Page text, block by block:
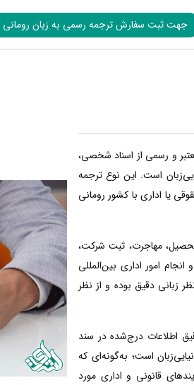
جهت ثبت سفارش ترجمه رسمی به زبان رومانی
و رسمی از اسناد شخصی،
است. این نوع ترجمه
یا اداری با کشور رومانی
تحصیل، مهاجرت، ثبت شرکت،
امور اداری بین‌المللی
زبانی دقیق بوده و از نظر
اطلاعات درج‌شده در سند
است؛ به‌گونه‌ای که
قانونی و اداری مورد